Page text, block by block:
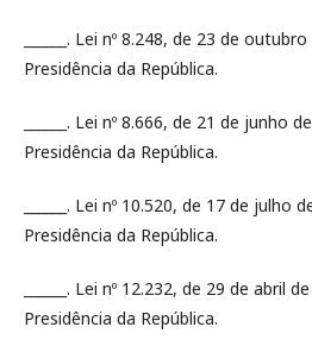
______. Lei nº 8.248, de 23 de
Presidência da República.
______. Lei nº 8.666, de 21 de junho
Presidência da República.
______. Lei nº 10.520, de 17 de julho
Presidência da República.
______. Lei nº 12.232, de 29 de abril
Presidência da República.